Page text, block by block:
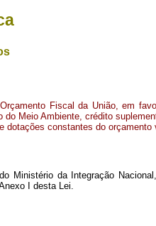
Fiscal da União, em
do Meio Ambiente, crédito
dotações constantes do orçamento
Ministério da Integração
I desta Lei.